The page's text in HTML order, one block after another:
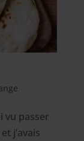
vu passer
j’avais